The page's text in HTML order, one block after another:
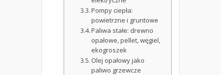
Pompy ciepła:
powietrzne i gruntowe
Paliwa stałe: drewno
opałowe, pellet, węgiel,
ekogroszek
Olej opałowy jako
paliwo grzewcze